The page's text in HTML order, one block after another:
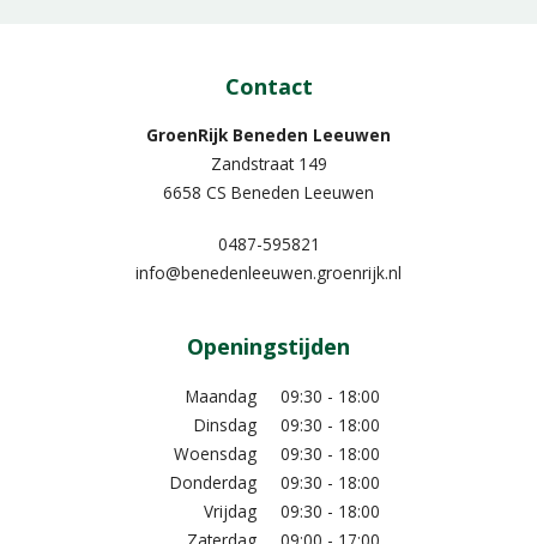
Contact
GroenRijk Beneden Leeuwen​
Zandstraat 149
6658 CS Beneden Leeuwen
0487-595821
info@benedenleeuwen.groenrijk.nl
Openingstijden
Maandag
09:30 - 18:00
Dinsdag
09:30 - 18:00
Woensdag
09:30 - 18:00
Donderdag
09:30 - 18:00
Vrijdag
09:30 - 18:00